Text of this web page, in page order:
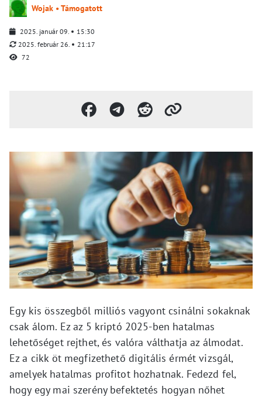
Wojak • Támogatott
2025. január 09.
15:30
2025. február 26.
21:17
72
Egy kis összegből milliós vagyont csinálni sokaknak
csak álom. Ez az 5 kriptó 2025-ben hatalmas
lehetőséget rejthet, és valóra válthatja az álmodat.
Ez a cikk öt megfizethető digitális érmét vizsgál,
amelyek hatalmas profitot hozhatnak. Fedezd fel,
hogy egy mai szerény befektetés hogyan nőhet